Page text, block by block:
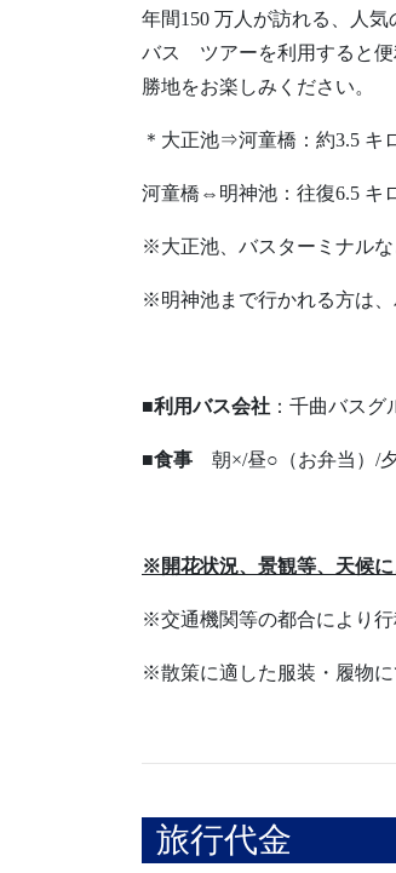
年間150 万人が訪れる、人
バス ツアーを利用すると便
勝地をお楽しみください。
＊大正池⇒河童橋：約3.5 キ
河童橋⇔明神池：往復6.5 キ
※大正池、バスターミナルな
※明神池まで行かれる方は、
■利用バス会社 ：千曲バス
■食事 朝×/昼○（お弁当）/
※開花状況、景観等、天候に
※交通機関等の都合により行
※散策に適した服装・履物
旅行代金